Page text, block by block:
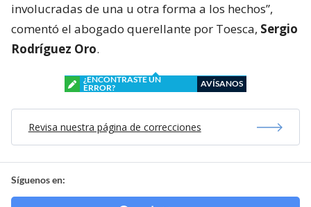
involucradas de una u otra forma a los hechos”,
comentó el abogado querellante por Toesca, Sergio
Rodríguez Oro.
¿ENCONTRASTE UN
ERROR?
AVÍSANOS
Revisa nuestra página de correcciones
Síguenos en: